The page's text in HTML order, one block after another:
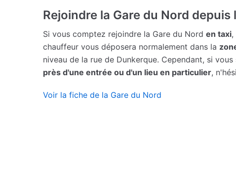
Rejoindre la Gare du Nord depuis
Si vous comptez rejoindre la Gare du Nord en taxi,
chauffeur vous déposera normalement dans la
niveau de la rue de Dunkerque. Cependant, si
près d'une entrée ou d'un lieu en particulier,
Voir la fiche de la Gare du Nord